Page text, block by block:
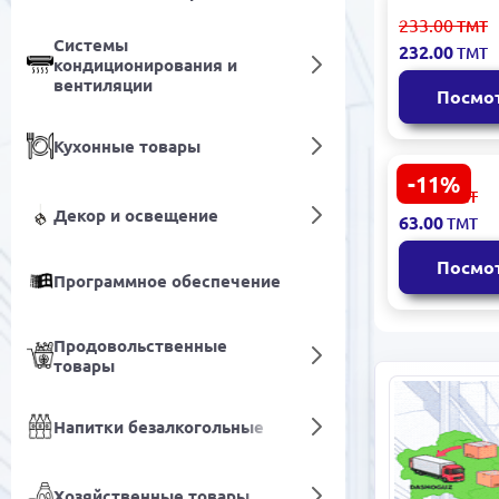
Системы
кондиционирования и
вентиляции
Кухонные товары
Декор и освещение
Программное обеспечение
Продовольственные
товары
Напитки безалкогольные
HIFI Filter
Топливный
отстойник
фильтрация
233.00ТМТ
232.00ТМТ
-11%
MEAT &
17364 |
фильтр
71.00 ТМТ
63.00ТМТ